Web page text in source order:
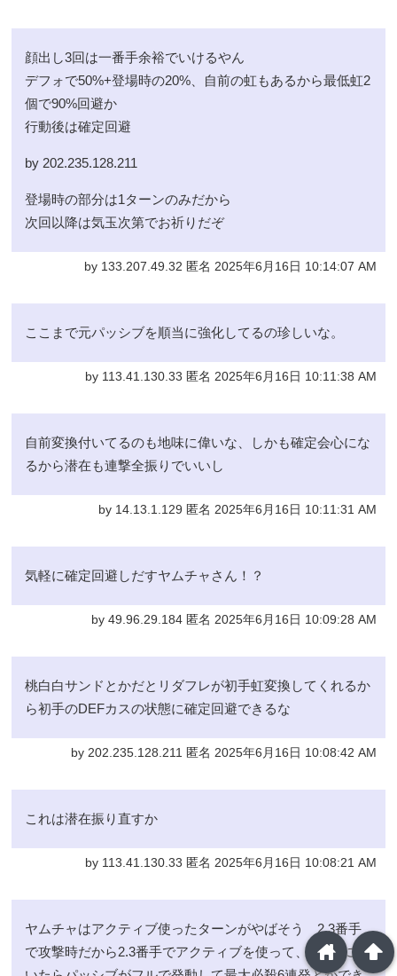
顔出し3回は一番手余裕でいけるやん
デフォで50%+登場時の20%、自前の虹もあるから最低虹2
個で90%回避か
行動後は確定回避
by 202.235.128.211
登場時の部分は1ターンのみだから
次回以降は気玉次第でお祈りだぞ
by 133.207.49.32 匿名 2025年6月16日 10:14:07 AM
ここまで元パッシブを順当に強化してるの珍しいな。
by 113.41.130.33 匿名 2025年6月16日 10:11:38 AM
自前変換付いてるのも地味に偉いな、しかも確定会心にな
るから潜在も連撃全振りでいいし
by 14.13.1.129 匿名 2025年6月16日 10:11:31 AM
気軽に確定回避しだすヤムチャさん！？
by 49.96.29.184 匿名 2025年6月16日 10:09:28 AM
桃白白サンドとかだとリダフレが初手虹変換してくれるか
ら初手のDEFカスの状態に確定回避できるな
by 202.235.128.211 匿名 2025年6月16日 10:08:42 AM
これは潜在振り直すか
by 113.41.130.33 匿名 2025年6月16日 10:08:21 AM
ヤムチャはアクティブ使ったターンがやばそう 2.3番手
で攻撃時だから2.3番手でアクティブを使って、1番手に置arrowup
home